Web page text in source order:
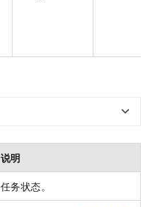
说明
任务状态。